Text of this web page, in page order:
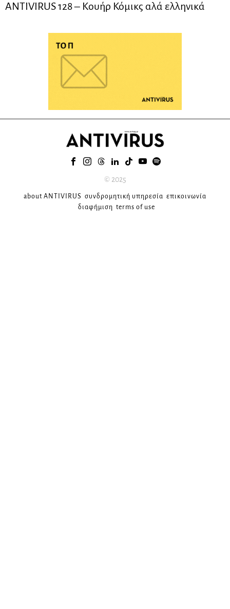
ANTIVIRUS 128 – Kουήρ Κόμικς αλά ελληνικά
© 2025
about ANTIVIRUS συνδρομητική υπηρεσία επικοινωνία
διαφήμιση terms of use